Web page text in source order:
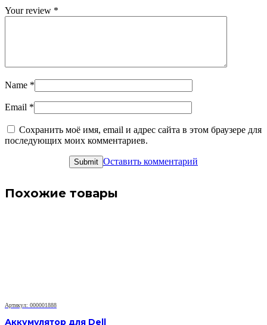
Your review *
Name *
Email *
Сохранить моё имя, email и адрес сайта в этом браузере для
последующих моих комментариев.
Оставить комментарий
Похожие товары
Артикул: 000001888
Аккумулятор для Dell